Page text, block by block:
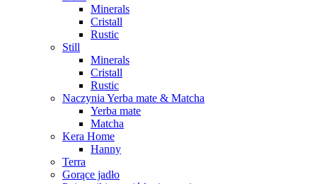
Minerals
Cristall
Rustic
Still
Minerals
Cristall
Rustic
Naczynia Yerba mate & Matcha
Yerba mate
Matcha
Kera Home
Hanny
Terra
Gorące jadło